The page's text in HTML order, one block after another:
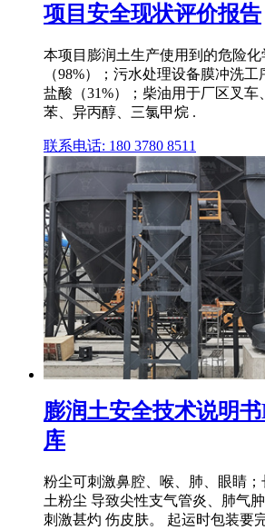
项目安全现状评价报告
本项目膨润土生产使用到的危险化
（98%）；污水处理设备膜冲洗
盐酸（31%）；柴油用于厂区叉车
苯、异丙醇、三氯甲烷 .
联系电话: 180 3780 8511
膨润土安全技术说明
库
粉尘可刺激鼻腔、喉、肺、眼睛
土粉尘 导致尖性支气管炎、肺气
刺激甚灼 伤皮肤。 起运时包装要